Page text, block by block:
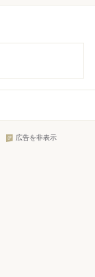
広告を非表示